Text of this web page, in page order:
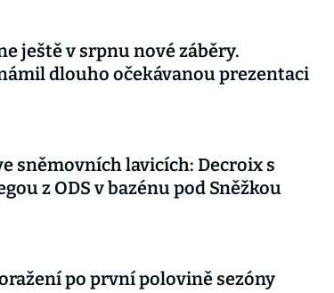
ještě v srpnu nové záběry.
dlouho očekávanou prezentaci
sněmovních lavicích: Decroix s
z ODS v bazénu pod Sněžkou
po první polovině sezóny